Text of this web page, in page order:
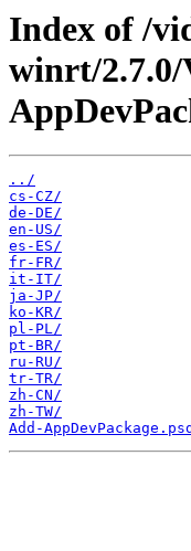
Index of /
winrt/2.7.0/
../
cs-CZ/
de-DE/
en-US/
es-ES/
fr-FR/
it-IT/
ja-JP/
ko-KR/
pl-PL/
pt-BR/
ru-RU/
tr-TR/
zh-CN/
zh-TW/
Add-